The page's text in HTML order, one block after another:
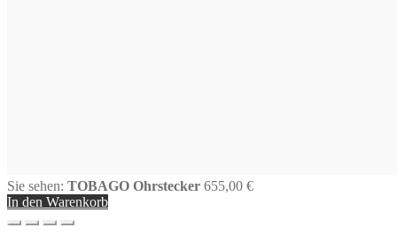
Sie sehen: TOBAGO Ohrstecker 655,00 €
In den Warenkorb